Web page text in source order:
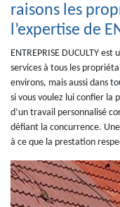
raisons les
l’expertise de
ENTREPRISE DUCULTY
services à tous les
environs, mais aussi dans
si vous voulez lui confier la
d’un travail personnalisé
défiant la concurrence.
à ce que la prestation